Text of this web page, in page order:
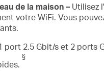
de la maison –Utilisez
votre WiFi. Vous
port 2,5 Gbit/s et 2 ports
§